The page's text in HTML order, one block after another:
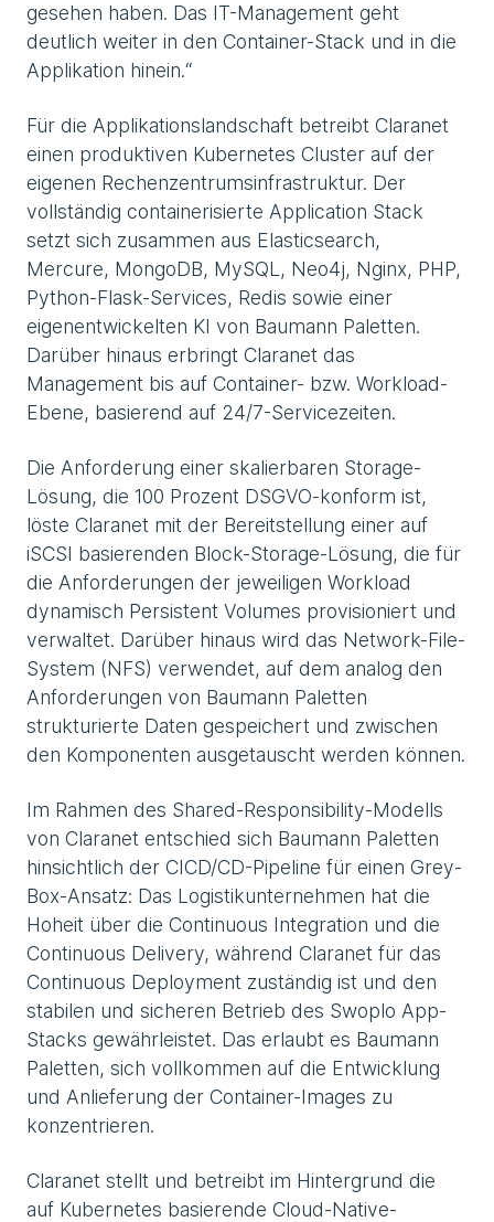
gesehen haben. Das IT-Management geht
deutlich weiter in den Container-Stack und in die
Applikation hinein.“
Für die Applikationslandschaft betreibt Claranet
einen produktiven Kubernetes Cluster auf der
eigenen Rechenzentrumsinfrastruktur. Der
vollständig containerisierte Application Stack
setzt sich zusammen aus Elasticsearch,
Mercure, MongoDB, MySQL, Neo4j, Nginx, PHP,
Python-Flask-Services, Redis sowie einer
eigenentwickelten KI von Baumann Paletten.
Darüber hinaus erbringt Claranet das
Management bis auf Container- bzw. Workload-
Ebene, basierend auf 24/7-Servicezeiten.
Die Anforderung einer skalierbaren Storage-
Lösung, die 100 Prozent DSGVO-konform ist,
löste Claranet mit der Bereitstellung einer auf
iSCSI basierenden Block-Storage-Lösung, die für
die Anforderungen der jeweiligen Workload
dynamisch Persistent Volumes provisioniert und
verwaltet. Darüber hinaus wird das Network-File-
System (NFS) verwendet, auf dem analog den
Anforderungen von Baumann Paletten
strukturierte Daten gespeichert und zwischen
den Komponenten ausgetauscht werden können.
Im Rahmen des Shared-Responsibility-Modells
von Claranet entschied sich Baumann Paletten
hinsichtlich der CICD/CD-Pipeline für einen Grey-
Box-Ansatz: Das Logistikunternehmen hat die
Hoheit über die Continuous Integration und die
Continuous Delivery, während Claranet für das
Continuous Deployment zuständig ist und den
stabilen und sicheren Betrieb des Swoplo App-
Stacks gewährleistet. Das erlaubt es Baumann
Paletten, sich vollkommen auf die Entwicklung
und Anlieferung der Container-Images zu
konzentrieren.
Claranet stellt und betreibt im Hintergrund die
auf Kubernetes basierende Cloud-Native-